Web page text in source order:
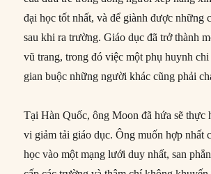
đại học tốt nhất, và để giành được những
sau khi ra trường. Giáo dục đã trở thành
vũ trang, trong đó việc một phụ huynh
gian buộc những người khác cũng phải
Tại Hàn Quốc, ông Moon đã hứa sẽ thực
vi giảm tải giáo dục. Ông muốn hợp nhất
học vào một mạng lưới duy nhất, san